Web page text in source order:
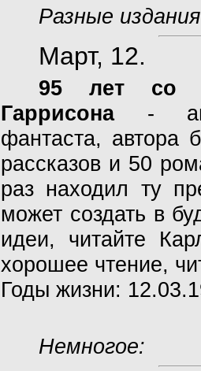
Разные
Март, 12.
95 лет со
Гаррисона-
фантаста, автора
рассказов и 50
раз находил ту
может создать в
идеи, читайте
хорошее чтение,
Годы жизни:
Немногое: